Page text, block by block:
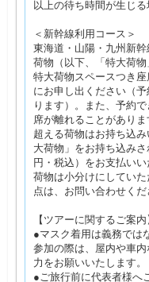
以上の待ち時間が生じる
＜新幹線利用コース＞
東海道・山陽・九州新
荷物（以下、「特大荷
特大荷物スペースつき
にお申し出ください（
ります）。また、予約
席が離れることがあり
超える荷物はお持ち込
大荷物」をお持ち込み
円・税込）をお支払い
荷物は小分けにしてい
点は、お問い合わせくだ
【ツアーに関するご案内
●マスク着用は義務では
参加の際は、屋内や車
力をお願いいたします。
●ご旅行前に代表者様へ